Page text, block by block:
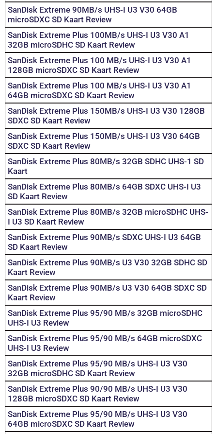
SanDisk Extreme 90MB/s UHS-I U3 V30 64GB
microSDXC SD Kaart Review
SanDisk Extreme Plus 100MB/s UHS-I U3 V30 A1
32GB microSDHC SD Kaart Review
SanDisk Extreme Plus 100 MB/s UHS-I U3 V30 A1
128GB microSDXC SD Kaart Review
SanDisk Extreme Plus 100 MB/s UHS-I U3 V30 A1
64GB microSDXC SD Kaart Review
SanDisk Extreme Plus 150MB/s UHS-I U3 V30 128GB
SDXC SD Kaart Review
SanDisk Extreme Plus 150MB/s UHS-I U3 V30 64GB
SDXC SD Kaart Review
SanDisk Extreme Plus 80MB/s 32GB SDHC UHS-1 SD
Kaart
SanDisk Extreme Plus 80MB/s 64GB SDXC UHS-I U3
SD Kaart Review
SanDisk Extreme Plus 80MB/s 32GB microSDHC UHS-
I U3 SD Kaart Review
SanDisk Extreme Plus 90MB/s SDXC UHS-I U3 64GB
SD Kaart Review
SanDisk Extreme Plus 90MB/s U3 V30 32GB SDHC SD
Kaart Review
SanDisk Extreme Plus 90MB/s U3 V30 64GB SDXC SD
Kaart Review
SanDisk Extreme Plus 95/90 MB/s 32GB microSDHC
UHS-I U3 Review
SanDisk Extreme Plus 95/90 MB/s 64GB microSDXC
UHS-I U3 Review
SanDisk Extreme Plus 95/90 MB/s UHS-I U3 V30
32GB microSDHC SD Kaart Review
SanDisk Extreme Plus 90/90 MB/s UHS-I U3 V30
128GB microSDXC SD Kaart Review
SanDisk Extreme Plus 95/90 MB/s UHS-I U3 V30
64GB microSDXC SD Kaart Review